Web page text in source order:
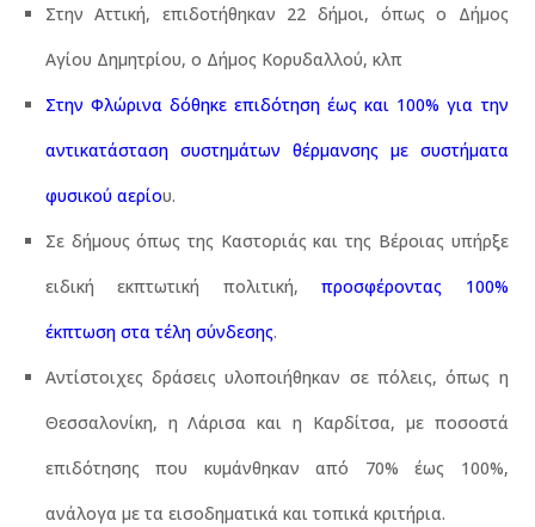
Στην Αττική, επιδοτήθηκαν 22 δήμοι, όπως ο Δήμος
Αγίου Δημητρίου, ο Δήμος Κορυδαλλού, κλπ
Στην Φλώρινα δόθηκε επιδότηση έως και 100% για την
αντικατάσταση συστημάτων θέρμανσης με συστήματα
φυσικού αερίου.
Σε δήμους όπως της Καστοριάς και της Βέροιας υπήρξε
ειδική εκπτωτική πολιτική,προσφέροντας 100%
έκπτωση στα τέλη σύνδεσης.
Αντίστοιχες δράσεις υλοποιήθηκαν σε πόλεις, όπως η
Θεσσαλονίκη, η Λάρισα και η Καρδίτσα, με ποσοστά
επιδότησης που κυμάνθηκαν από 70% έως 100%,
ανάλογα με τα εισοδηματικά και τοπικά κριτήρια.